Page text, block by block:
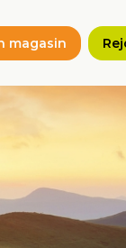
magasin